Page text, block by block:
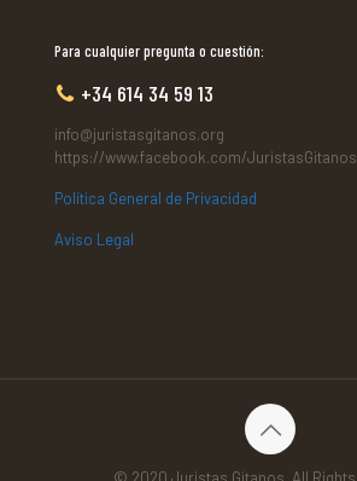
Para cualquier pregunta o cuestión:
+34 614 34 59 13
info@juristasgitanos.org
https://www.facebook.com/JuristasGitanos
Política General de Privacidad
Aviso Legal
© 2020 Juristas Gitanos. All Rights